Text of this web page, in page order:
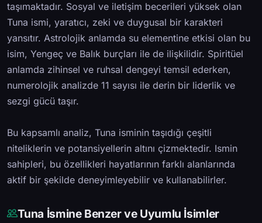
taşımaktadır. Sosyal ve iletişim becerileri yüksek olan
Tuna ismi, yaratıcı, zeki ve duygusal bir karakteri
yansıtır. Astrolojik anlamda su elementine etkisi olan bu
isim, Yengeç ve Balık burçları ile de ilişkilidir. Spiritüel
anlamda zihinsel ve ruhsal dengeyi temsil ederken,
numerolojik analizde 11 sayısı ile derin bir liderlik ve
sezgi gücü taşır.
Bu kapsamlı analiz, Tuna isminin taşıdığı çeşitli
niteliklerin ve potansiyellerin altını çizmektedir. Ismin
sahipleri, bu özellikleri hayatlarının farklı alanlarında
aktif bir şekilde deneyimleyebilir ve kullanabilirler.
Tuna İsmine Benzer ve Uyumlu İsimler